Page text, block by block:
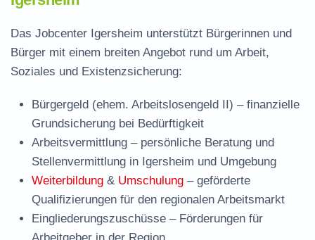
Das Jobcenter Igersheim unterstützt Bürgerinnen und
Bürger mit einem breiten Angebot rund um Arbeit,
Soziales und Existenzsicherung:
Bürgergeld (ehem. Arbeitslosengeld II) – finanzielle
Grundsicherung bei Bedürftigkeit
Arbeitsvermittlung – persönliche Beratung und
Stellenvermittlung in Igersheim und Umgebung
Weiterbildung & Umschulung – geförderte
Qualifizierungen für den regionalen Arbeitsmarkt
Eingliederungszuschüsse – Förderungen für